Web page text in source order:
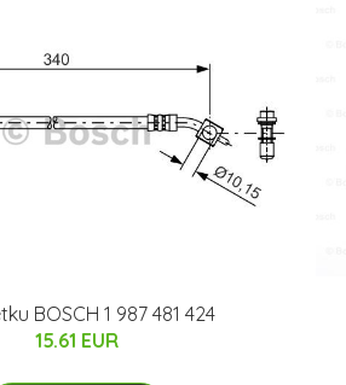
BOSCH 1 987 481 424
15.61 EUR